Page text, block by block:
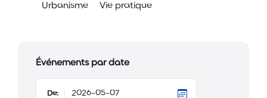
Urbanisme Vie pratique
Événements par date
De: